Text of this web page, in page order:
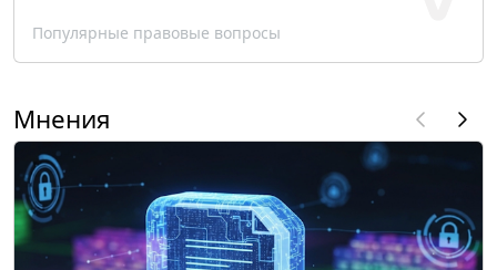
Популярные правовые вопросы
Мнения